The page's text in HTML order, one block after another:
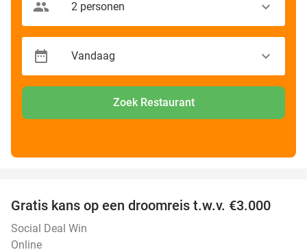
Zoek Restaurant
Gratis kans op een droomreis t.w.v. €3.000
Social Deal Win
Online